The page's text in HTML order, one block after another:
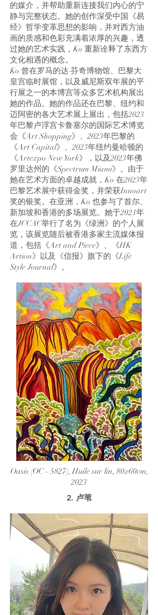
的媒介，并帮助重新连接我们内心的宁
静与完整状态。她的创作深受中国《易
经》哲学变革思想的影响，并对西方油
画的质感和色彩充满着浓厚的兴趣，透
过她的艺术实践，Ko 重新诠释了东西方
文化相遇的概念。
Ko 曾在罗马的达·芬奇博物馆、巴黎大
皇宫临时展馆，以及威尼斯双年展的平
行展之一的本博宫等众多艺术机构展出
她的作品。她的作品还在巴黎、纽约和
迈阿密的各大艺术展上展出，包括2023
年巴黎卢浮宫卡鲁塞尔的国际艺术博览
会《Art Shopping》、2023年巴黎的
《Art Capital》、2023年纽约曼哈顿的
《Artexpo New York》，以及2023年佛
罗里达州的《Spectrum Miami》。由于
她在艺术方面的卓越成就，Ko 在2023年
巴黎艺术展中获得金奖，并荣获Innoart
奖的银奖。在亚洲，Ko 也参与了首尔、
新加坡和香港的多场展览。她于2021年
在JCCAC举行了名为《绿洲》的个人展
览，该展览随后被香港多家主流媒体报
道，包括《Art and Piece》、《HK
Artion》以及《信报》旗下的《Life
Style Journal》。
Oasis (OC - 5827), Huile sur lin, 80x60cm,
2023
2. 卢苇